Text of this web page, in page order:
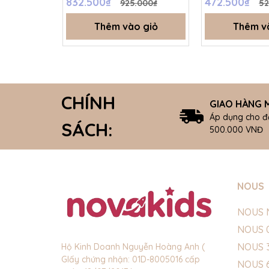
SS26.T8A
925.000₫
Thêm vào giỏ Thêm
CHÍNH
SÁCH:
GIAO HÀNG
Áp dụng cho
500.000 VNĐ
Hộ Kinh Doanh Nguyễn Hoàng Anh (
GIấy chứng nhận: 01D-8005016 cấp
NOUS
NOUS
NOUS
NOUS
NOUS